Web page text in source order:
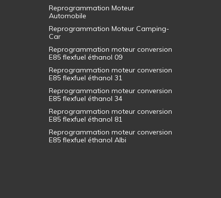
Reprogrammation Moteur
Automobile
Reprogrammation Moteur Camping-
Car
Reprogrammation moteur conversion
E85 flexfuel éthanol 09
Reprogrammation moteur conversion
E85 flexfuel éthanol 31
Reprogrammation moteur conversion
E85 flexfuel éthanol 34
Reprogrammation moteur conversion
E85 flexfuel éthanol 81
Reprogrammation moteur conversion
E85 flexfuel éthanol Albi